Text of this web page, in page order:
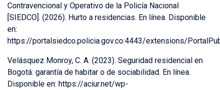
Contravencional y Operativo de la Policía Nacional
[SIEDCO]. (2026). Hurto a residencias. En línea. Disponible
en:
https://portalsiedco.policia.gov.co:4443/extensions/
Velásquez Monroy, C. A. (2023). Seguridad residencial en
Bogotá: garantía de habitar o de sociabilidad. En línea.
Disponible en: https://aciur.net/wp-